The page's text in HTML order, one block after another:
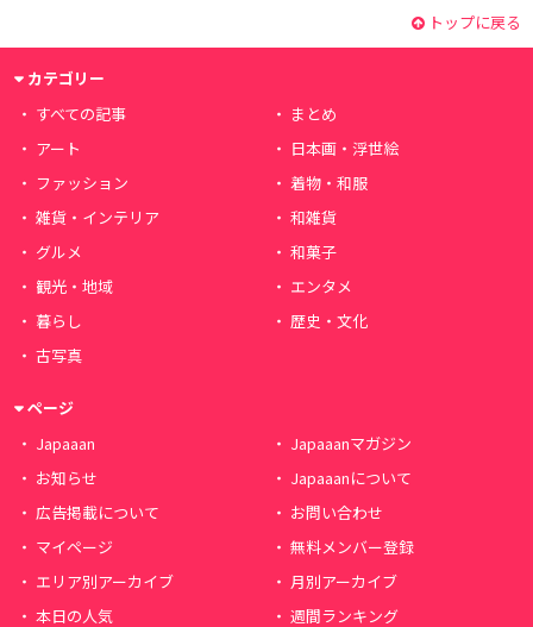
トップに戻る
カテゴリー
すべての記事
まとめ
アート
日本画・浮世絵
ファッション
着物・和服
雑貨・インテリア
和雑貨
グルメ
和菓子
観光・地域
エンタメ
暮らし
歴史・文化
古写真
ページ
Japaaan
Japaaanマガジン
お知らせ
Japaaanについて
広告掲載について
お問い合わせ
マイページ
無料メンバー登録
エリア別アーカイブ
月別アーカイブ
本日の人気
週間ランキング